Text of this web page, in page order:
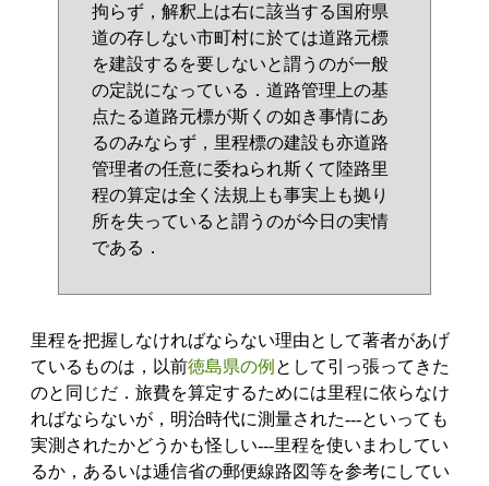
拘らず，解釈上は右に該当する国府県
道の存しない市町村に於ては道路元標
を建設するを要しないと謂うのが一般
の定説になっている．道路管理上の基
点たる道路元標が斯くの如き事情にあ
るのみならず，里程標の建設も亦道路
管理者の任意に委ねられ斯くて陸路里
程の算定は全く法規上も事実上も拠り
所を失っていると謂うのが今日の実情
である．
里程を把握しなければならない理由として著者があげ
ているものは，以前徳島県の例 として引っ張ってきた
のと同じだ．旅費を算定するためには里程に依らなけ
ればならないが，明治時代に測量された---といっても
実測されたかどうかも怪しい---里程を使いまわしてい
るか，あるいは逓信省の郵便線路図等を参考にしてい